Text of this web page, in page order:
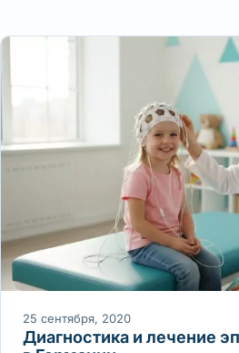
25 сентября, 2020
Диагностика и лечение